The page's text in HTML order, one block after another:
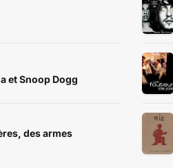
et Snoop Dogg
des armes